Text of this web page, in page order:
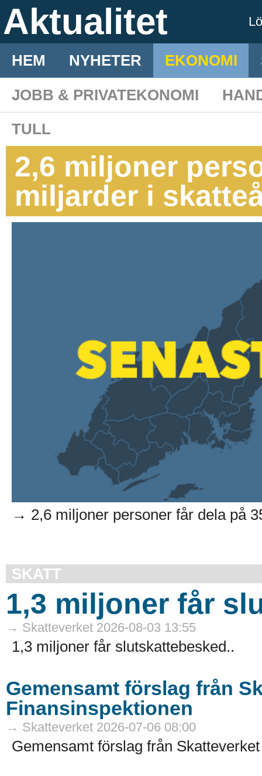
Aktualitet
HEM NYHETER EKONOMI
JOBB & PRIVATEKONOMI
TULL
2,6 miljoner
miljarder i
→ 2,6 miljoner personer får dela på
SKATT
1,3 miljoner får
→ Skatteverket 2026-08-03 13:55
1,3 miljoner får slutskattebesked..
Gemensamt förslag från
Finansinspektionen
→ Skatteverket 2026-07-06 08:00
Gemensamt förslag från